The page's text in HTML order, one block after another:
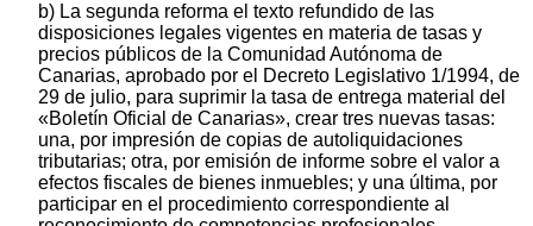
b) La segunda reforma el texto refundido de las
disposiciones legales vigentes en materia de tasas y
precios públicos de la Comunidad Autónoma de
Canarias, aprobado por el Decreto Legislativo 1/1994, de
29 de julio, para suprimir la tasa de entrega material del
«Boletín Oficial de Canarias», crear tres nuevas tasas:
una, por impresión de copias de autoliquidaciones
tributarias; otra, por emisión de informe sobre el valor a
efectos fiscales de bienes inmuebles; y una última, por
participar en el procedimiento correspondiente al